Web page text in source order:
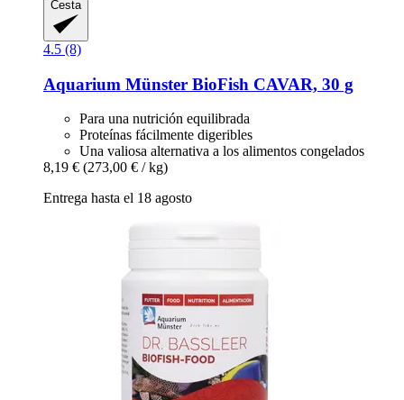
Cesta
4.5 (8)
Aquarium Münster BioFish CAVAR, 30 g
Para una nutrición equilibrada
Proteínas fácilmente digeribles
Una valiosa alternativa a los alimentos congelados
8,19 € (273,00 € / kg)
Entrega hasta el 18 agosto